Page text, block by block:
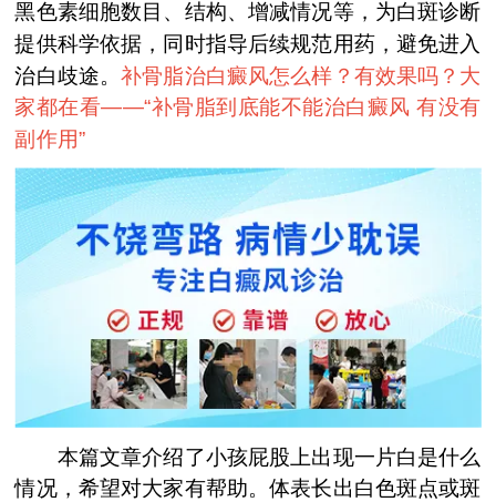
黑色素细胞数目、结构、增减情况等，为白斑诊断
提供科学依据，同时指导后续规范用药，避免进入
治白歧途。补骨脂治白癜风怎么样？有效果吗？大
家都在看——“补骨脂到底能不能治白癜风 有没有
副作用”
本篇文章介绍了小孩屁股上出现一片白是什么
情况，希望对大家有帮助。体表长出白色斑点或斑